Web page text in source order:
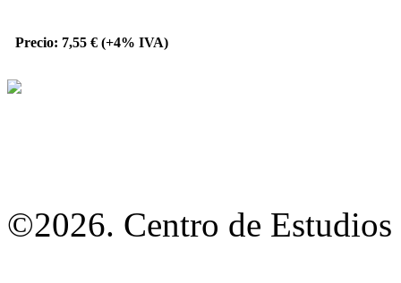
Precio: 7,55 € (+4% IVA)
©2026. Centro de Estudios